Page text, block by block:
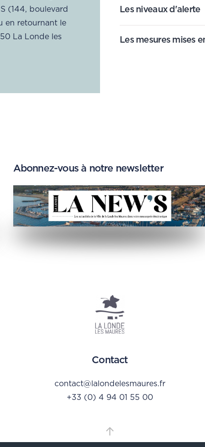
(144, boulevard
retournant l e
La Londe les
Les niveaux d'alerte
Les mesures mises
Abonnez-vous à notre newsletter
Contact
contact@lalondelesmaures.fr
+33 (0) 4 94 01 55 00